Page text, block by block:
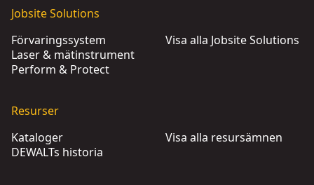
Jobsite Solutions
Förvaringssystem
Laser & mätinstrument
Perform & Protect
Visa alla Jobsite Solutions
Resurser
Kataloger
DEWALTs historia
Visa alla resursämnen